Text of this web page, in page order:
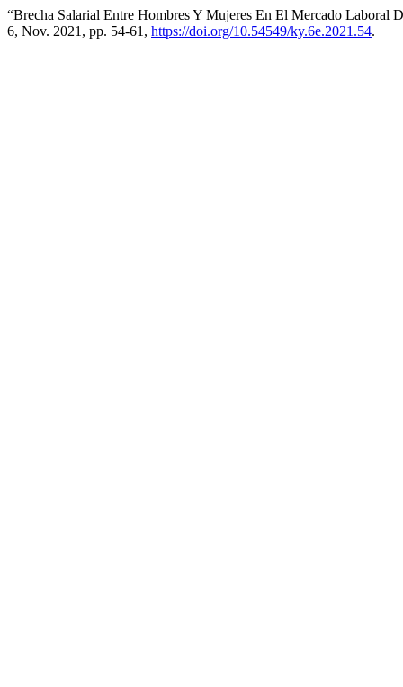
“Brecha Salarial Entre Hombres Y Mujeres En El Mercado
6, Nov. 2021, pp. 54-61, https://doi.org/10.54549/ky.6e.2021.54.